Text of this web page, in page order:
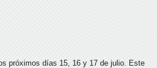
próximos días 15, 16 y 17 de julio. Este